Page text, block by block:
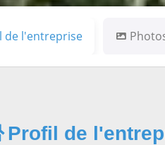
de l'entreprise
Profil de